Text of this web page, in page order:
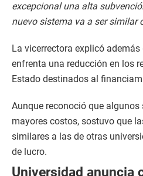
excepcional una alta
nuevo sistema va a ser similar
La vicerrectora explicó
enfrenta una reducción en los
Estado destinados al
Aunque reconoció que
mayores costos, sostuvo que
similares a las de otras
de lucro.
Universidad anuncia